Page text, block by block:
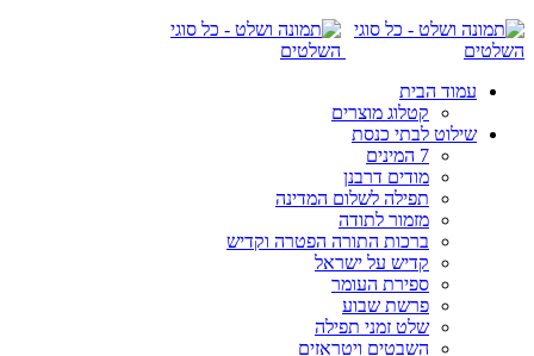
עמוד הבית
קטלוג מוצרים
שילוט לבתי כנסת
7 המינים
מודים דרבנן
תפילה לשלום המדינה
מזמור לתודה
ברכות התורה הפטרה וקדיש
קדיש על ישראל
ספירת העומר
פרשת שבוע
שלט זמני תפילה
השבטים ויטראזים